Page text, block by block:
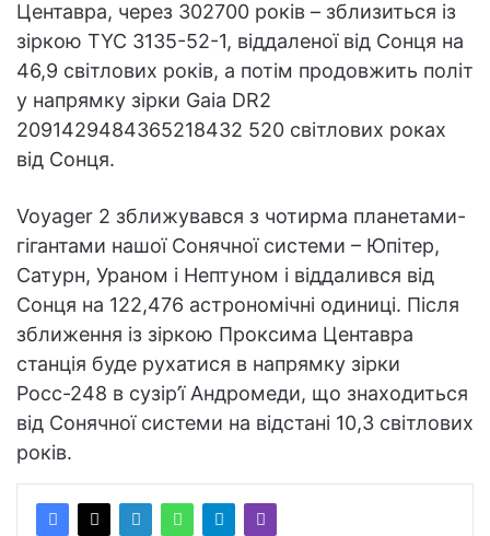
Центавра, через 302700 років – зблизиться із
зіркою TYC 3135-52-1, віддаленої від Сонця на
46,9 світлових років, а потім продовжить політ
у напрямку зірки Gaia DR2
2091429484365218432 520 світлових роках
від Сонця.
Voyager 2 зближувався з чотирма планетами-
гігантами нашої Сонячної системи – Юпітер,
Сатурн, Ураном і Нептуном і віддалився від
Сонця на 122,476 астрономічні одиниці. Після
зближення із зіркою Проксима Центавра
станція буде рухатися в напрямку зірки
Росс-248 в сузір’ї Андромеди, що знаходиться
від Сонячної системи на відстані 10,3 світлових
років.